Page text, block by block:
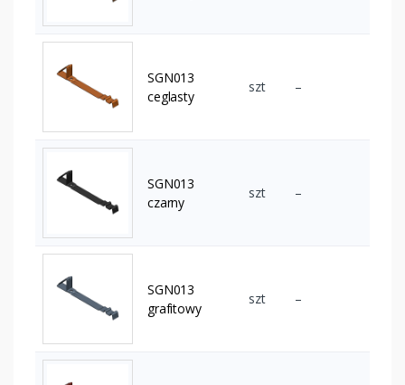
SGN013
ceglasty
szt –
SGN013
czarny
szt –
SGN013
grafitowy
szt –